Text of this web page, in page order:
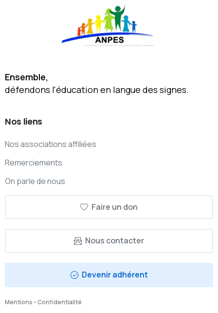
Ensemble,
défendons l'éducation en langue des signes.
Nos liens
Nos associations affiliées
Remerciements
On parle de nous
Faire un don
Nous contacter
Devenir adhérent
Mentions -Confidentialité